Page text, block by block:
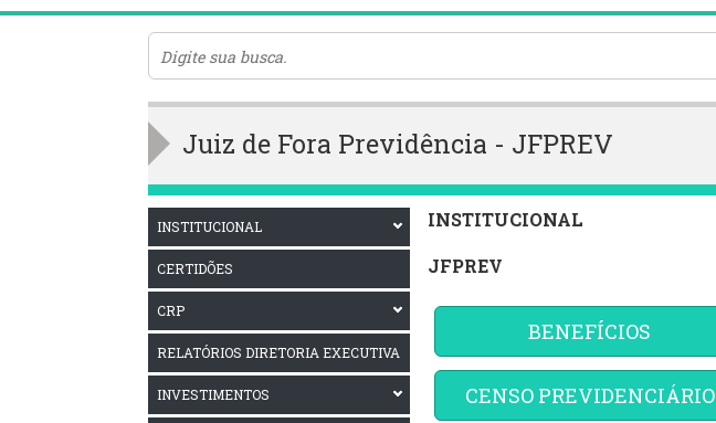
Juiz de Fora Previdência - JFPREV
INSTITUCIONAL
CERTIDÕES
CRP
RELATÓRIOS DIRETORIA EXECUTIVA
INVESTIMENTOS
INSTITUCIONAL
JFPREV
BENEFÍCIOS
CENSO PREVIDENCIÁRIO